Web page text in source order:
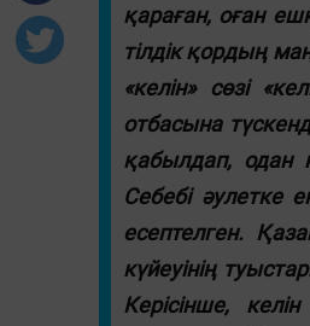
қараған, оған
тілдік қордың
«келін» сөзі
отбасына
қабылдап, одан
Себебі әулетке
есептелген.
күйеуінің
Керісінше,